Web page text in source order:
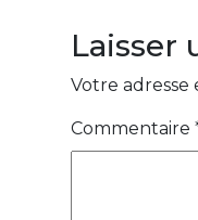
Laisser
Votre adresse
Commentaire